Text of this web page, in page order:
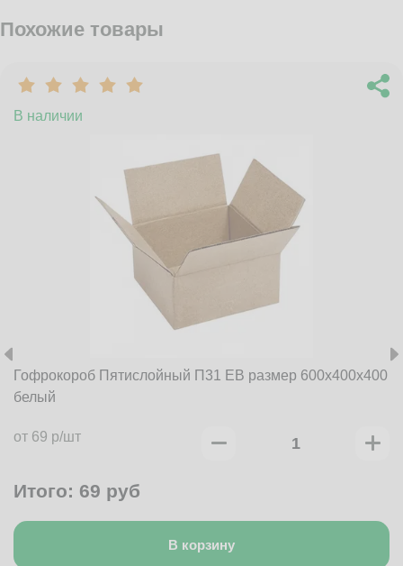
Похожие товары
В наличии
Гофрокороб Пятислойный П31 EB размер 600x400x400
белый
от 69 р/шт
Итого: 69 руб
В корзину